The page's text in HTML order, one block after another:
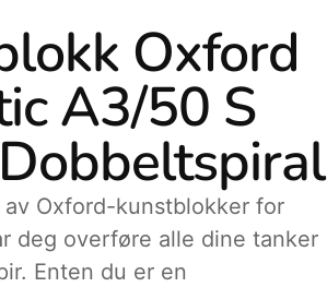
Oxford
A3/50 S
av Oxford-kunstblokker for
deg overføre alle dine tanker
Enten du er en